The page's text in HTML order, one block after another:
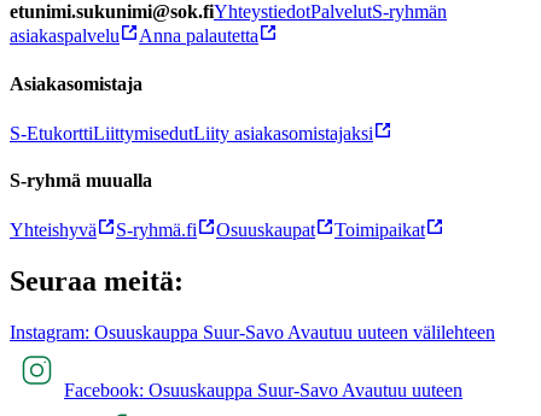
etunimi.sukunimi@sok.fiYhteystiedotPalvelutS-ryhmän
asiakaspalvelu
Anna palautetta
Asiakasomistaja
S-EtukorttiLiittymisedutLiity asiakasomistajaksi
S-ryhmä muualla
Yhteishyvä S-ryhmä.fi Osuuskaupat Toimipaikat
Seuraa meitä:
Instagram: Osuuskauppa Suur-Savo Avautuu uuteen välilehteen
Facebook: Osuuskauppa Suur-Savo Avautuu uuteen